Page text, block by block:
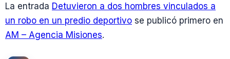
La entrada Detuvieron a dos hombres vinculados a
un robo en un predio deportivo se publicó primero en
AM – Agencia Misiones.